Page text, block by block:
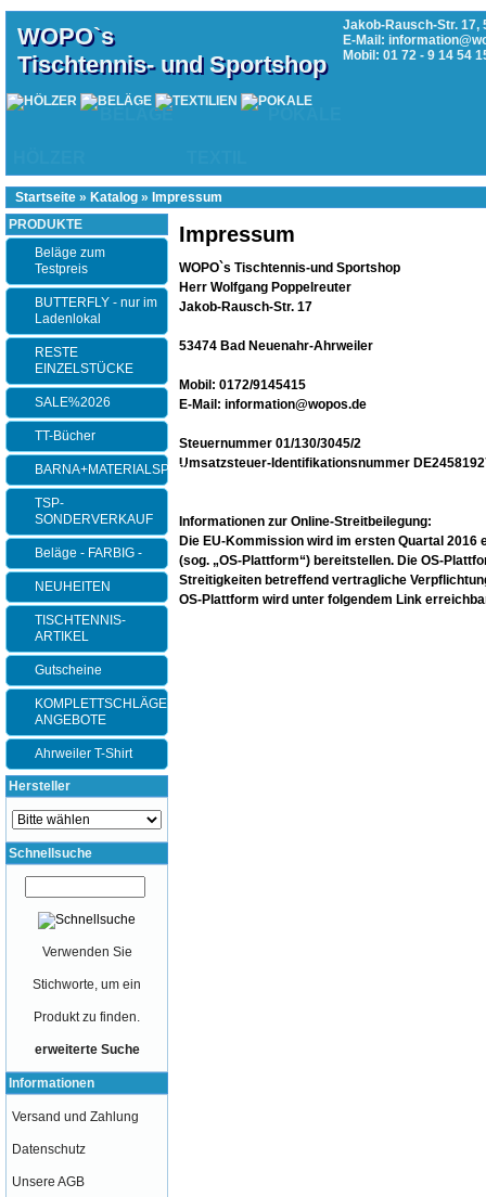
WOPO`s
Tischtennis- und Sportshop
Jakob-Rausch-Str. 17,
E-Mail:
Mobil: 01 72 - 9 14 54
BELÄGE
Startseite » Katalog » Impressum
Impressum
WOPO`s Tischtennis-und Sportshop
Herr Wolfgang Poppelreuter
Jakob-Rausch-Str. 17
53474 Bad Neuenahr-Ahrweiler
Mobil: 0172/9145415
E-Mail: information@wopos.de
Steuernummer 01/130/3045/2
Umsatzsteuer-Identifikationsnummer
Informationen zur Online-Streitbeilegung:
Die EU-Kommission wird im ersten Quartal
(sog. „OS-Plattform“) bereitstellen. Die OS-
Streitigkeiten betreffend vertragliche
OS-Plattform wird unter folgendem Link
PRODUKTE
Beläge zum
Testpreis
BUTTERFLY - nur im
Ladenlokal
RESTE
EINZELSTÜCKE
SALE%2026
TT-Bücher
BARNA+MATERIALSPEZI
TSP-
SONDERVERKAUF
Beläge - FARBIG -
NEUHEITEN
TISCHTENNIS-
ARTIKEL
Gutscheine
KOMPLETTSCHLÄGER-
ANGEBOTE
Ahrweiler T-Shirt
Hersteller
Schnellsuche
Verwenden Sie
Stichworte, um ein
Produkt zu finden.
erweiterte Suche
Informationen
Versand und Zahlung
Datenschutz
Unsere AGB